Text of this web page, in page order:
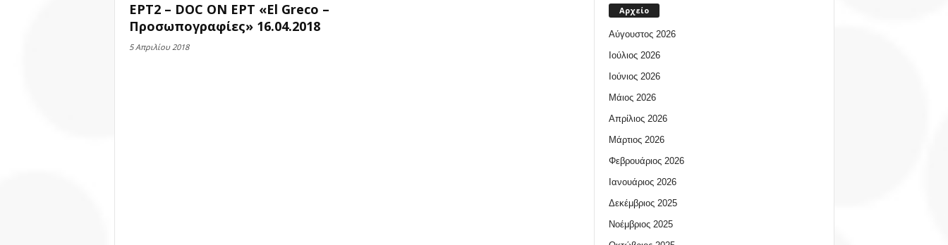
ΕΡΤ2 – DOC ON ΕΡΤ «El Greco –
Προσωπογραφίες» 16.04.2018
5 Απριλίου 2018
Αρχείο
Αύγουστος 2026
Ιούλιος 2026
Ιούνιος 2026
Μάιος 2026
Απρίλιος 2026
Μάρτιος 2026
Φεβρουάριος 2026
Ιανουάριος 2026
Δεκέμβριος 2025
Νοέμβριος 2025